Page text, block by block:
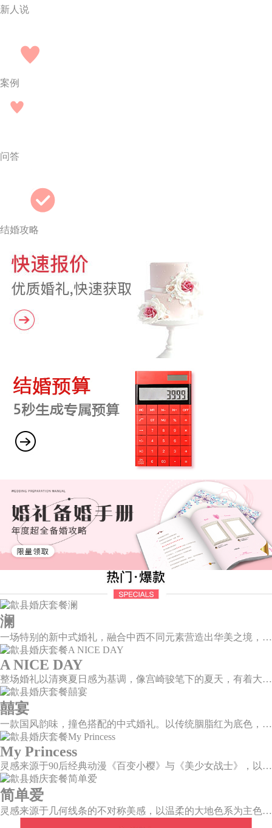
新人说
案例
问答
结婚攻略
澜
一场特别的新中式婚礼，融合中西不同元素营造出华美之境，有庄严浪漫的西式证婚，也有含蓄深情的中式感恩，从古典到现代，从前世到今生，爱，隽永铭刻。
A NICE DAY
整场婚礼以清爽夏日感为基调，像宫崎骏笔下的夏天，有着大朵大朵像棉花糖似的白云，有蔚蓝蔚蓝的天空和青绿青绿的草地，有着童话世界里干净纯洁的美好，有着日系画风下的治愈感。
囍宴
一款国风韵味，撞色搭配的中式婚礼。以传统胭脂红为底色，黛蓝色花鸟点缀其中，热情的红色和低调的古风书画色相辅相成。
My Princess
灵感来源于90后经典动漫《百变小樱》与《美少女战士》，以柔美梦幻的马卡龙色系为主色调，融合精灵萌宠与星星魔法阵等元素，为遗落凡间的公主搭建一个召唤王子的舞台。
简单爱
灵感来源于几何线条的不对称美感，以温柔的大地色系为主色调，空间上，利用几何线条进行完美切割，配以柔和色系的花艺点缀，构造了一个温馨柔和、清新复古的空间。